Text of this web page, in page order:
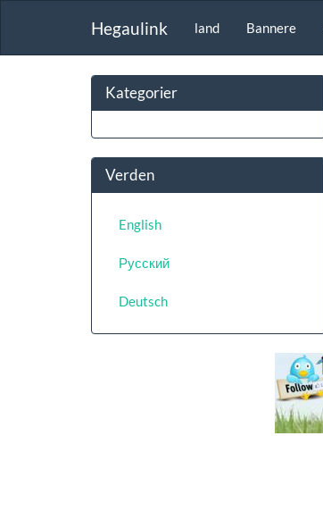
Hegaulink land Bannere
Kategorier
Verden
English
Русский
Deutsch